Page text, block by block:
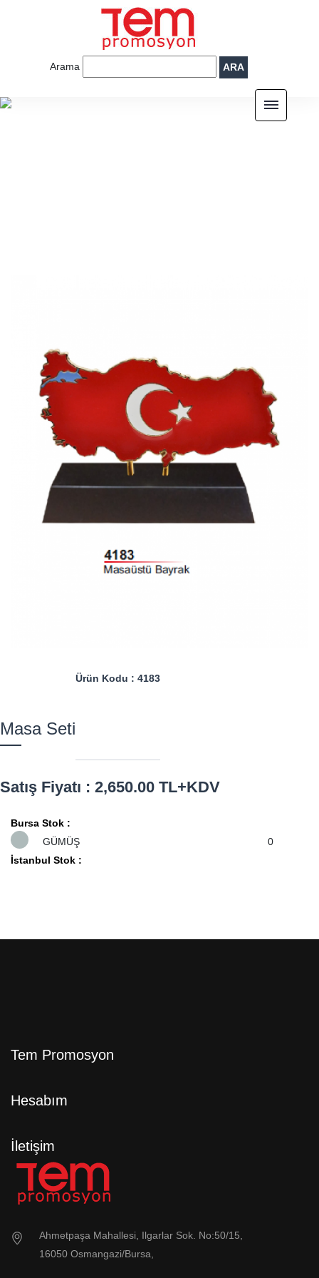
Arama ARA
Masa Seti
Ürün Kodu : 4183
Satış Fiyatı : 2,650.00 TL+KDV
Bursa Stok :
GÜMÜŞ
0
İstanbul Stok :
Tem Promosyon
Hesabım
İletişim
Ahmetpaşa Mahallesi, Ilgarlar Sok. No:50/15,
16050 Osmangazi/Bursa,